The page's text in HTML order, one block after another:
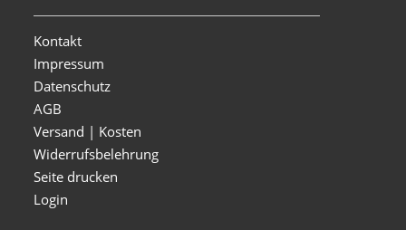
Kontakt
Impressum
Datenschutz
AGB
Versand | Kosten
Widerrufsbelehrung
Seite drucken
Login